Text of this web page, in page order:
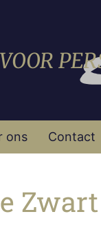
ons Contact
Zwart